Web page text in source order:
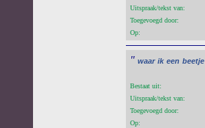
Uitspraak/tekst van:
Toegevoegd door:
Op:
" waar ik een beetje
Bestaat uit:
Uitspraak/tekst van:
Toegevoegd door:
Op: